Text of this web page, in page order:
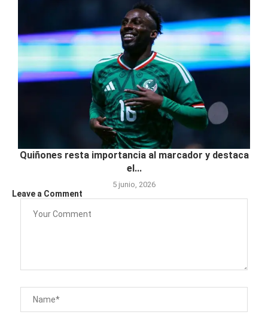
Quiñones resta importancia al marcador y destaca
el...
5 junio, 2026
Leave a Comment